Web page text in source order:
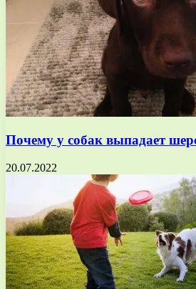
Почему у собак выпадает
20.07.2022